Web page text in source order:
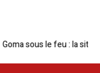
le feu : la situation